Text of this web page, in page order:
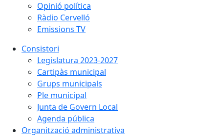
Opinió política
Ràdio Cervelló
Emissions TV
Consistori
Legislatura 2023-2027
Cartipàs municipal
Grups municipals
Ple municipal
Junta de Govern Local
Agenda pública
Organització administrativa